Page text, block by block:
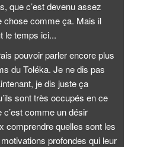
que c’est devenu assez
chose comme ça. Mais il
le temps ici...
pouvoir parler encore plus
du Toléka. Je ne dis pas
je dis juste ça
sont très occupés en ce
comme un désir
comprendre quelles sont les
profondes qui leur